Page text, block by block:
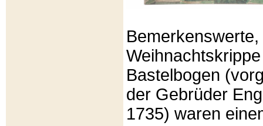
Bastelbogen
der Gebrüder
1735) waren